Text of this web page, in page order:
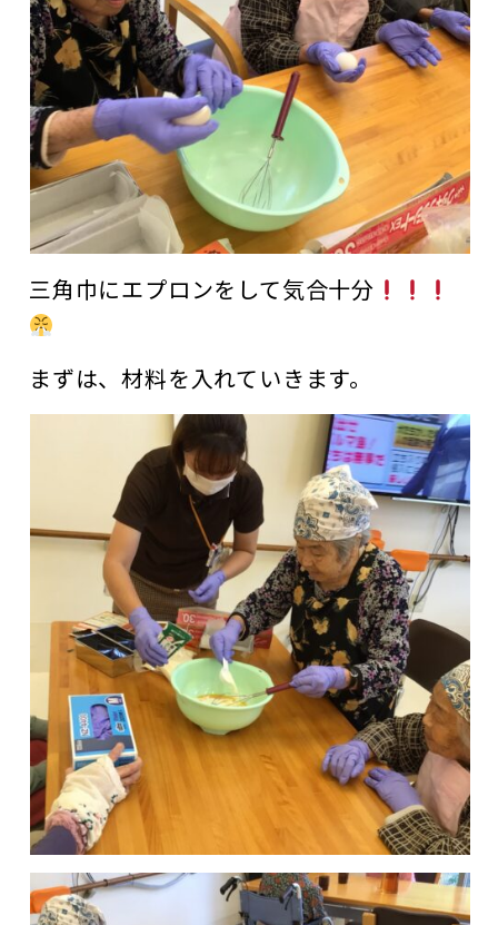
三角巾にエプロンをして気合十分
まずは、材料を入れていきます。